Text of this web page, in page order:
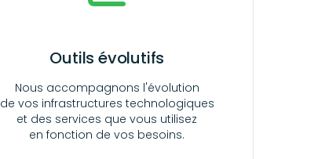
Outils évolutifs
Nous accompagnons l'évolution
de vos infrastructures technologiques
et des services que vous utilisez
en fonction de vos besoins.